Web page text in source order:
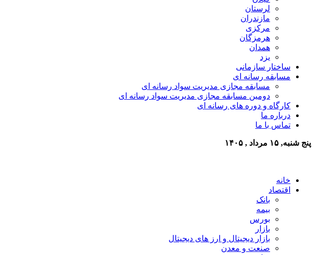
لرستان
مازندران
مرکزی
هرمزگان
همدان
یزد
ساختار سازمانی
مسابقه رسانه ای
مسابقه مجازی مدیریت سواد رسانه ای
دومین مسابقه مجازی مدیریت سواد رسانه ای
کارگاه و دوره های رسانه ای
درباره ما
تماس با ما
پنج شنبه, ۱۵ مرداد , ۱۴۰۵
خانه
اقتصاد
بانک
بیمه
بورس
بازار
بازار دیجیتال و ارز های دیجیتال
صنعت و معدن